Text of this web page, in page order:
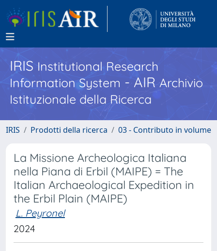
IRISInstitutional Research
Information System - AIR Archivio
Istituzionale della Ricerca
IRIS Prodotti della ricerca 03 - Contributo in volume
La Missione Archeologica Italiana
nella Piana di Erbil (MAIPE) = The
Italian Archaeological Expedition in
the Erbil Plain (MAIPE)
L. Peyronel
2024